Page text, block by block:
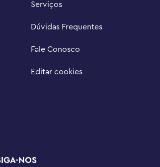
Serviços
Dúvidas Frequentes
Fale Conosco
Editar cookies
NOS